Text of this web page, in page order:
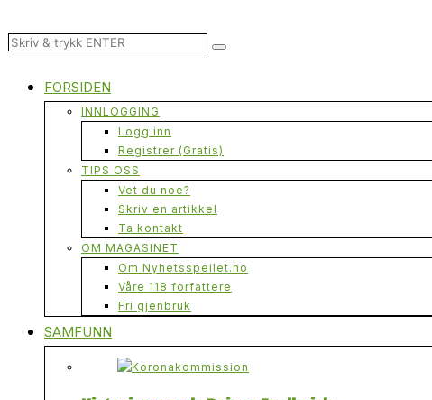
FORSIDEN
INNLOGGING
Logg inn
Registrer (Gratis)
TIPS OSS
Vet du noe?
Skriv en artikkel
Ta kontakt
OM MAGASINET
Om Nyhetsspeilet.no
Våre 118 forfattere
Fri gjenbruk
SAMFUNN